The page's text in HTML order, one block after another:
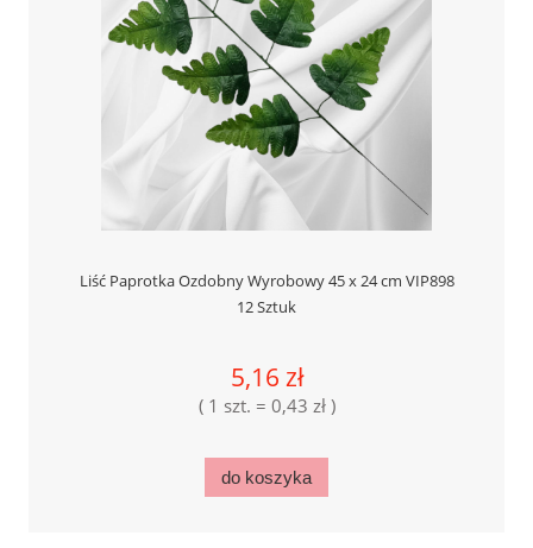
Liść Paprotka Ozdobny Wyrobowy 45 x 24 cm VIP898
12 Sztuk
5,16 zł
( 1 szt. = 0,43 zł )
do koszyka